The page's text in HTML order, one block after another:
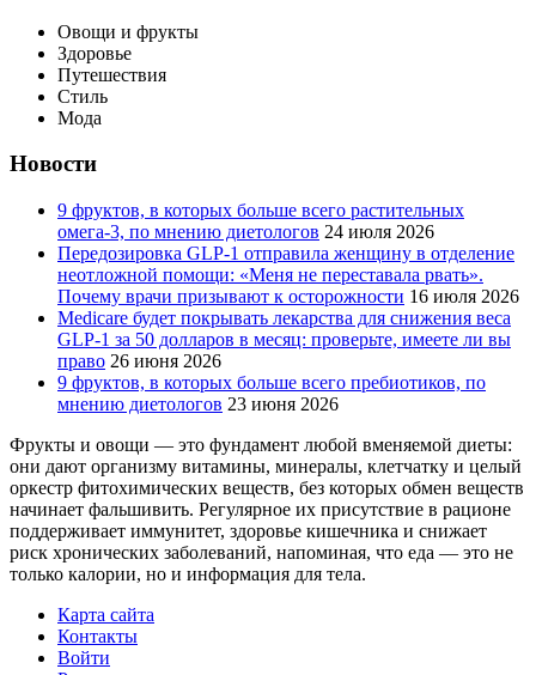
Овощи и фрукты
Здоровье
Путешествия
Стиль
Мода
Новости
9 фруктов, в которых больше всего растительных
омега-3, по мнению диетологов 24 июля 2026
Передозировка GLP-1 отправила женщину в отделение
неотложной помощи: «Меня не переставала рвать».
Почему врачи призывают к осторожности 16 июля 2026
Medicare будет покрывать лекарства для снижения веса
GLP-1 за 50 долларов в месяц: проверьте, имеете ли вы
право 26 июня 2026
9 фруктов, в которых больше всего пребиотиков, по
мнению диетологов 23 июня 2026
Фрукты и овощи — это фундамент любой вменяемой диеты:
они дают организму витамины, минералы, клетчатку и целый
оркестр фитохимических веществ, без которых обмен веществ
начинает фальшивить. Регулярное их присутствие в рационе
поддерживает иммунитет, здоровье кишечника и снижает
риск хронических заболеваний, напоминая, что еда — это не
только калории, но и информация для тела.
Карта сайта
Контакты
Войти